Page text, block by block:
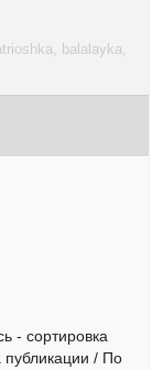
balalayka,
- сортировка
/ По